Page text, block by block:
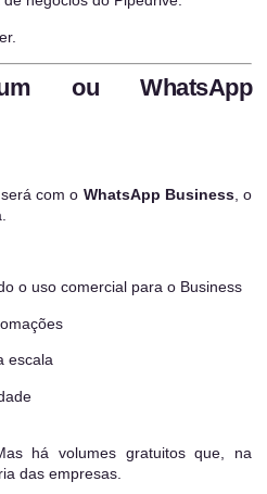
ou WhatsApp
com o WhatsApp Business, o
o uso comercial para o Business
escala
há volumes gratuitos que, na
das empresas.